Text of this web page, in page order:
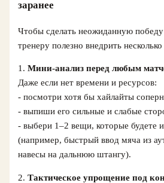
заранее
Чтобы сделать неожиданную победу
тренеру полезно внедрить
1.Мини-анализ перед любым
Даже если нет времени и ресурсов:
- посмотри хотя бы хайлайты
- выпиши его сильные и слабые
- выбери 1–2 вещи, которые будете
(например, быстрый ввод мяча из
навесы на дальнюю штангу).
2.Тактическое упрощение под